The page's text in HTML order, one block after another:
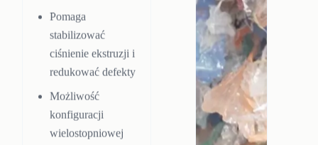
Pomaga
stabilizować
ciśnienie ekstruzji i
redukować defekty
Możliwość
konfiguracji
wielostopniowej